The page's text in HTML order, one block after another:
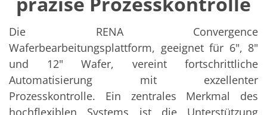
Solarzelle Inline
Solarzelle Batch
Verbrauchsgüter
MedTech
Medizinische Komponenten
Eye Care
Glas Anwendungen
Through glass vias (TGV)
Glas Wafer Bearbeitung
Die RENA Convergence
Waferbearbeitungsplattform, geeignet für 6", 8"
und 12" Wafer, vereint fortschrittliche
Automatisierung mit exzellenter
Prozesskontrolle. Ein zentrales Merkmal des
hochflexiblen Systems ist die Unterstützung